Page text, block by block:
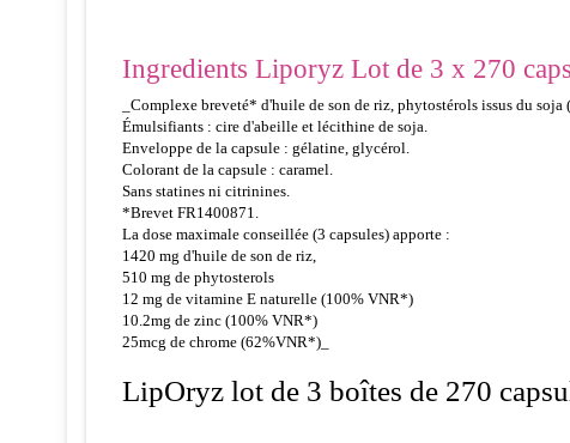
Ingredients Liporyz Lot de 3 x 270
_Complexe breveté* d'huile de son de riz, phytostérols issus du
Émulsifiants : cire d'abeille et lécithine de soja.
Enveloppe de la capsule : gélatine, glycérol.
Colorant de la capsule : caramel.
Sans statines ni citrinines.
*Brevet FR1400871.
La dose maximale conseillée (3 capsules) apporte :
1420 mg d'huile de son de riz,
510 mg de phytosterols
12 mg de vitamine E naturelle (100% VNR*)
10.2mg de zinc (100% VNR*)
25mcg de chrome (62%VNR*)_
LipOryz lot de 3 boîtes de 270